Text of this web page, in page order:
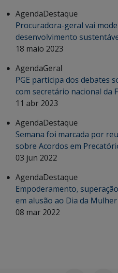
AgendaDestaque
Procuradora-geral vai
desenvolvimento
18 maio 2023
AgendaGeral
PGE participa dos debates
com secretário nacional da
11 abr 2023
AgendaDestaque
Semana foi marcada por
sobre Acordos em
03 jun 2022
AgendaDestaque
Empoderamento,
em alusão ao Dia da Mulher
08 mar 2022